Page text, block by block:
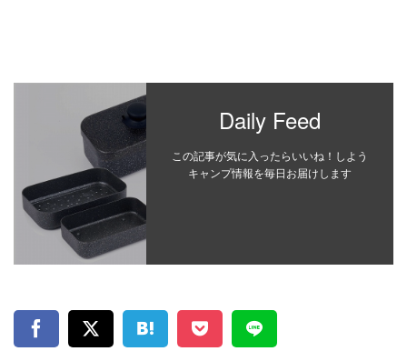
Daily Feed
この記事が気に入ったらいいね！しよう
キャンプ情報を毎日お届けします